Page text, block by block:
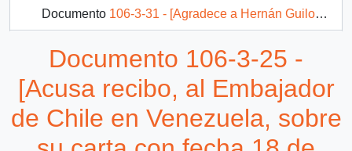
Documento 106-3-31 - [Agradece a Hernán Guiloff el envío del documento "Fundamentos de la Crisis de la Pequeña Minería]
Documento 106-3-25 -
[Acusa recibo, al Embajador
de Chile en Venezuela, sobre